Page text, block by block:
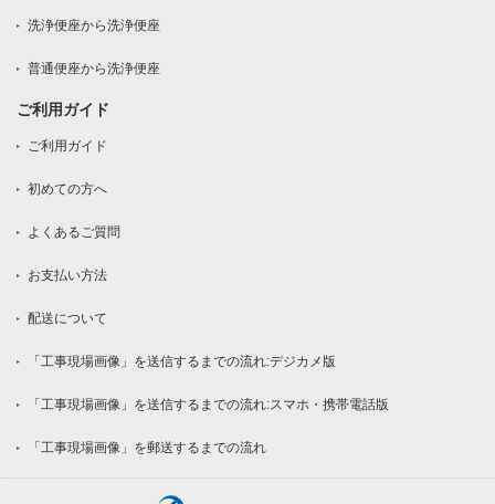
洗浄便座から洗浄便座
普通便座から洗浄便座
ご利用ガイド
ご利用ガイド
初めての方へ
よくあるご質問
お支払い方法
配送について
「工事現場画像」を送信するまでの流れ:デジカメ版
「工事現場画像」を送信するまでの流れ:スマホ・携帯電話版
「工事現場画像」を郵送するまでの流れ